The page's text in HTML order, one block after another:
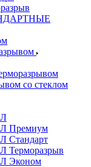
со стеклом
Премиум
Стандарт
Терморазрыв
Эконом